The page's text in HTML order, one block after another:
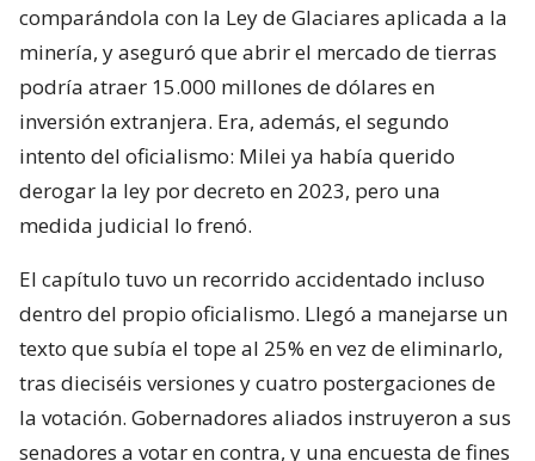
comparándola con la Ley de Glaciares aplicada a la
minería, y aseguró que abrir el mercado de tierras
podría atraer 15.000 millones de dólares en
inversión extranjera. Era, además, el segundo
intento del oficialismo: Milei ya había querido
derogar la ley por decreto en 2023, pero una
medida judicial lo frenó.
El capítulo tuvo un recorrido accidentado incluso
dentro del propio oficialismo. Llegó a manejarse un
texto que subía el tope al 25% en vez de eliminarlo,
tras dieciséis versiones y cuatro postergaciones de
la votación. Gobernadores aliados instruyeron a sus
senadores a votar en contra, y una encuesta de fines